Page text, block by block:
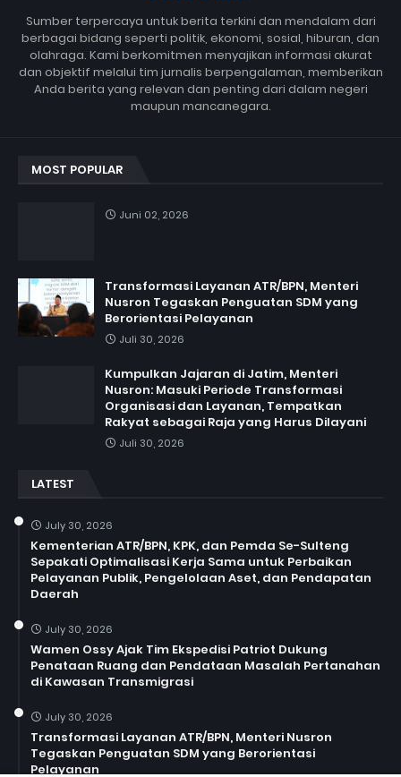
Sumber terpercaya untuk berita terkini dan mendalam dari
berbagai bidang seperti politik, ekonomi, sosial, hiburan, dan
olahraga. Kami berkomitmen menyajikan informasi akurat
dan objektif melalui tim jurnalis berpengalaman, memberikan
Anda berita yang relevan dan penting dari dalam negeri
maupun mancanegara.
MOST POPULAR
Juni 02, 2026
Transformasi Layanan ATR/BPN, Menteri
Nusron Tegaskan Penguatan SDM yang
Berorientasi Pelayanan
Juli 30, 2026
Kumpulkan Jajaran di Jatim, Menteri
Nusron: Masuki Periode Transformasi
Organisasi dan Layanan, Tempatkan
Rakyat sebagai Raja yang Harus Dilayani
Juli 30, 2026
LATEST
July 30, 2026
Kementerian ATR/BPN, KPK, dan Pemda Se-Sulteng
Sepakati Optimalisasi Kerja Sama untuk Perbaikan
Pelayanan Publik, Pengelolaan Aset, dan Pendapatan
Daerah
July 30, 2026
Wamen Ossy Ajak Tim Ekspedisi Patriot Dukung
Penataan Ruang dan Pendataan Masalah Pertanahan
di Kawasan Transmigrasi
July 30, 2026
Transformasi Layanan ATR/BPN, Menteri Nusron
Tegaskan Penguatan SDM yang Berorientasi
Pelayanan